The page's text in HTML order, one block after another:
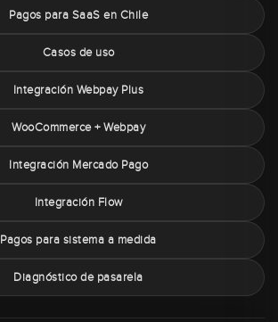
Pagos para SaaS en Chile
Casos de uso
Integración Webpay Plus
WooCommerce + Webpay
Integración Mercado Pago
Integración Flow
Pagos para sistema a medida
Diagnóstico de pasarela